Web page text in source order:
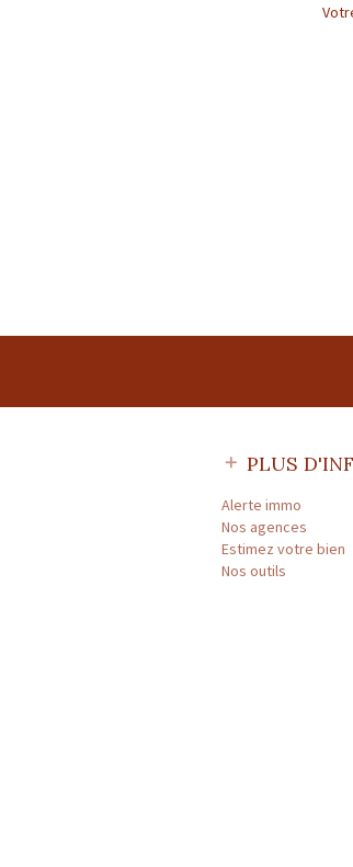
PLUS
Alerte immo
Nos agences
Estimez votre bien
Nos outils